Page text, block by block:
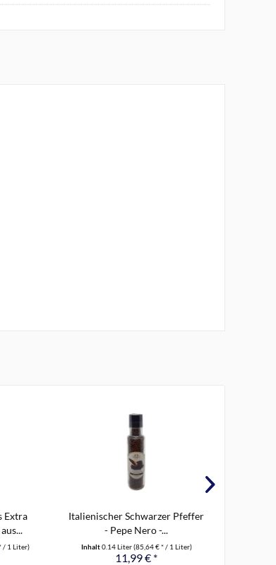
Extra
/ 1 Liter)
Italienischer Schwarzer Pfeffer
- Pepe Nero -...
Inhalt0.14 Liter(85,64 € * / 1 Liter)
11,99 € *